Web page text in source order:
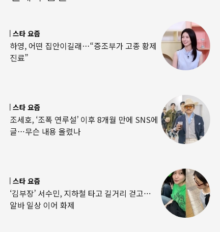
스타 요즘
하영, 어떤 집안이길래…“증조부가 고종 황제
진료”
스타 요즘
조세호, ‘조폭 연루설’ 이후 8개월 만에 SNS에
글…무슨 내용 올렸나
스타 요즘
‘김부장’ 서수민, 지하철 타고 길거리 걷고…
알바 일상 이어 화제